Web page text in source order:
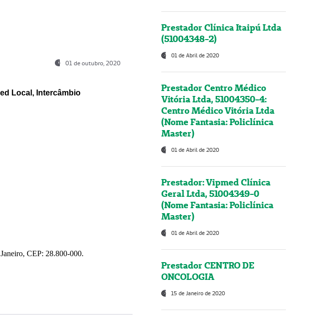
01 de outubro, 2020
Local, Intercâmbio
CEP: 28.800-000.
Prestador Clínica Itaipú Ltda
(51004348-2)
01 de Abril de 2020
Prestador Centro Médico
Vitória Ltda, 51004350-4:
Centro Médico Vitória Ltda
(Nome Fantasia: Policlínica
Master)
01 de Abril de 2020
Prestador: Vipmed Clínica
Geral Ltda, 51004349-0
(Nome Fantasia: Policlínica
Master)
01 de Abril de 2020
Prestador CENTRO DE
ONCOLOGIA
15 de Janeiro de 2020